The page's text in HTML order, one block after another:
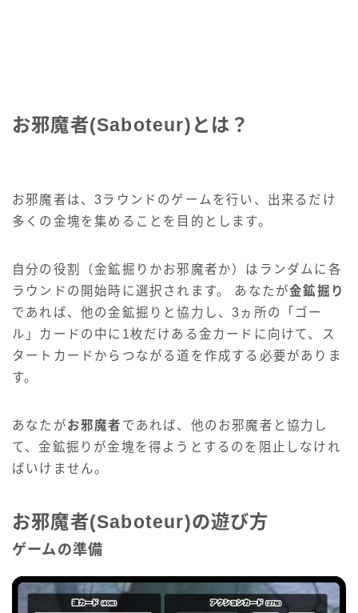
お邪魔者(Saboteur)とは？
お邪魔者は、3ラウンドのゲームを行い、出来るだけ
多くの金塊を集めることを目的とします。
自分の役割（金鉱掘りかお邪魔者か）はランダムに各
ラウンドの開始時に選択されます。 あなたが金鉱掘り
であれば、他の金鉱掘りと協力し、3ヵ所の「ゴー
ル」カードの中に1枚だけある金カードに向けて、ス
タートカードからつながる道を作成する必要がありま
す。
あなたがお邪魔者 であれば、他のお邪魔者と協力し
て、金鉱掘りが金塊を得ようとするのを阻止しなけれ
ばいけません。
お邪魔者(Saboteur)の遊び方
ゲームの準備